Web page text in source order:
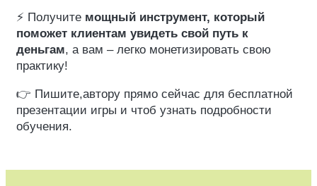
⚡ Получите мощный инструмент, который
поможет клиентам увидеть свой путь к
деньгам, а вам – легко монетизировать свою
практику!
👉 Пишите,автору прямо сейчас для бесплатной
презентации игры и чтоб узнать подробности
обучения.